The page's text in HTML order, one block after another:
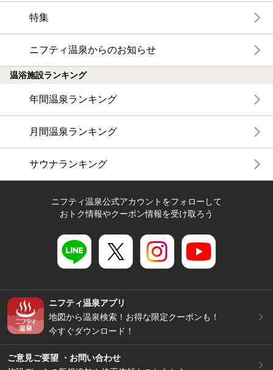
特集
ニフティ温泉からのお知らせ
温浴施設ランキング
年間温泉ランキング
月間温泉ランキング
サウナランキング
ニフティ温泉公式アカウントをフォローして
おトク情報やクーポン情報を受け取ろう
ニフティ温泉アプリ
地図から温泉検索！お得な限定クーポンも！
今すぐダウンロード！
ご意見ご要望 ・お問い合わせ